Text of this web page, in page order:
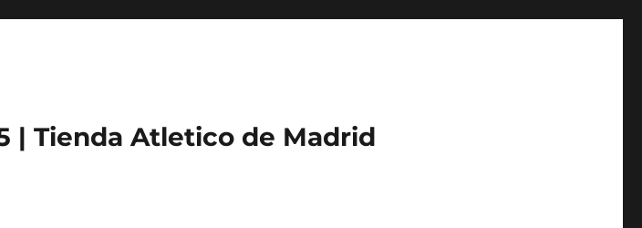
| Tienda Atletico de Madrid